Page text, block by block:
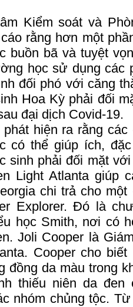
Kiểm soát và
rằng hơn một
buồn bã và tuyệt
học sử dụng các
đối phó với căng
Hoa Kỳ phải đối
đại dịch Covid-19.
hiện ra rằng
có thể giúp ích,
sinh phải đối mặt
Light Atlanta giúp
chi trả cho
Explorer. Đó là
học Smith, nơi có
Joli Cooper là
Cooper cho
đồng da màu trong
thiếu niên da
nhóm chủng tộc.